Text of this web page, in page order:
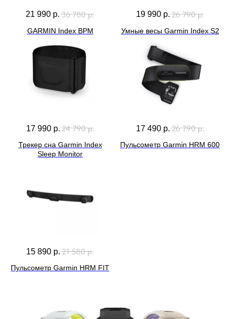
21 990 р. 36 780 р.
GARMIN Index BPM
19 990 р. 26 790 р.
Умные весы Garmin Index S2
17 990 р. 24 790 р.
Трекер сна Garmin Index
Sleep Monitor
17 490 р. 26 790 р.
Пульсометр Garmin HRM 600
15 890 р. 21 580 р.
Пульсометр Garmin HRM FIT